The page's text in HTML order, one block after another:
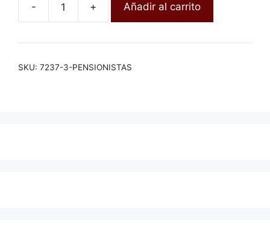
- + Añadir al carrito
SKU: 7237-3-PENSIONISTAS